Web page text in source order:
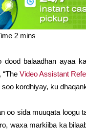
dood balaadhan ayaa
“The Video Assistant
soo kordhiyay, ku
oo sida muuqata loogu
waxa markiiba ka